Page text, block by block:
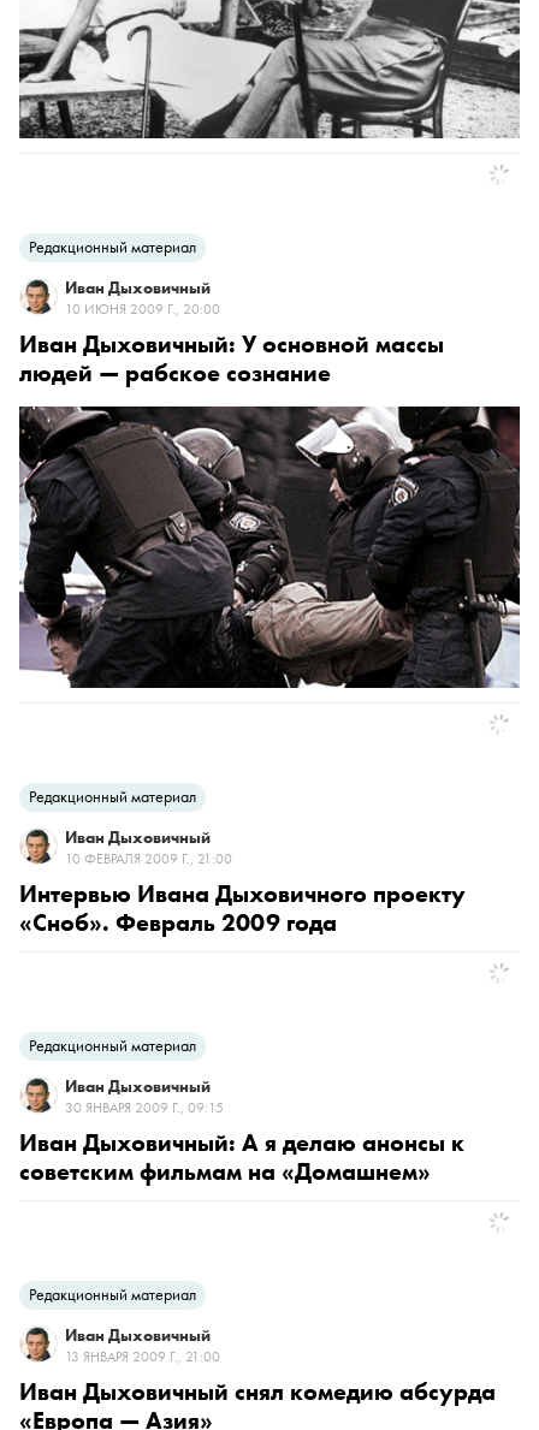
Редакционный материал
Иван Дыховичный
10 ИЮНЯ 2009 Г., 20:00
Иван Дыховичный: У основной массы
людей — рабское сознание
Редакционный материал
Иван Дыховичный
10 ФЕВРАЛЯ 2009 Г., 21:00
Интервью Ивана Дыховичного проекту
«Сноб». Февраль 2009 года
Редакционный материал
Иван Дыховичный
30 ЯНВАРЯ 2009 Г., 09:15
Иван Дыховичный: А я делаю анонсы к
советским фильмам на «Домашнем»
Редакционный материал
Иван Дыховичный
13 ЯНВАРЯ 2009 Г., 21:00
Иван Дыховичный снял комедию абсурда
«Европа — Азия»